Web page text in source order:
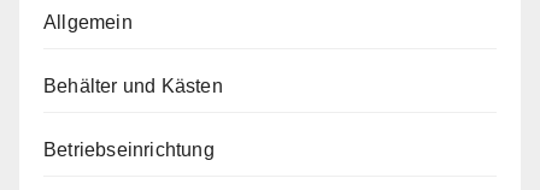
Allgemein
Behälter und Kästen
Betriebseinrichtung